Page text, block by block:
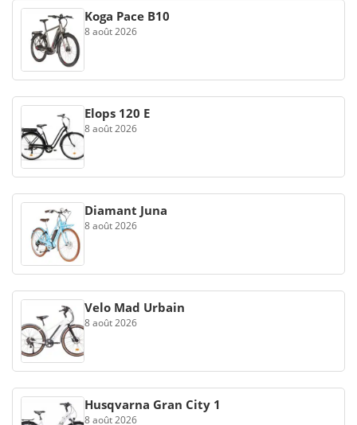
Koga Pace B10
8 août 2026
Elops 120 E
8 août 2026
Diamant Juna
8 août 2026
Velo Mad Urbain
8 août 2026
Husqvarna Gran City 1
8 août 2026